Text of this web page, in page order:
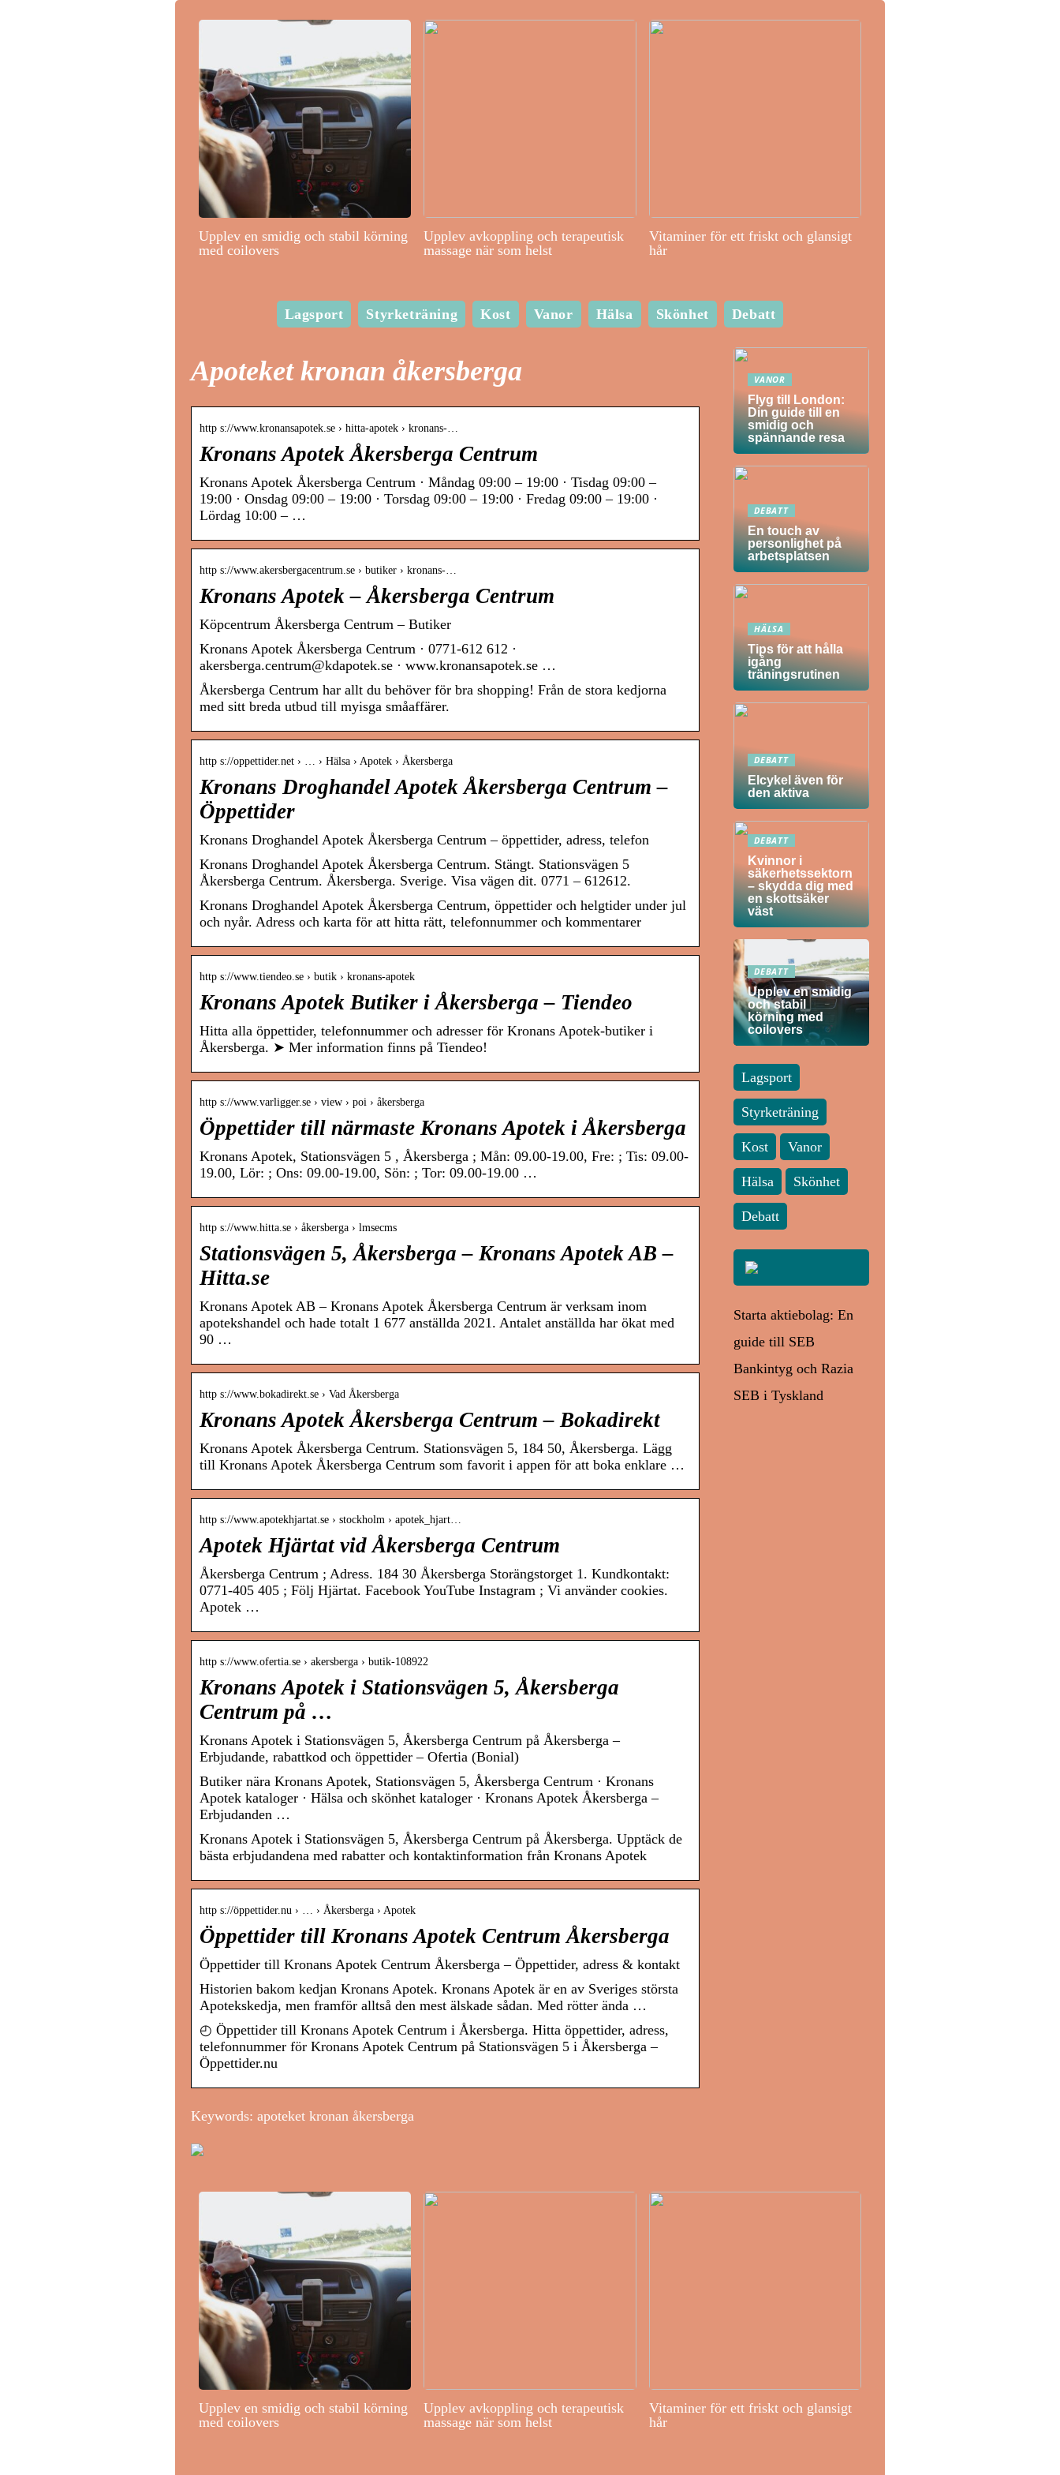
Upplev en smidig och stabil körning
med coilovers
Upplev avkoppling och terapeutisk
massage när som helst
Vitaminer för ett friskt och glansigt
hår
Lagsport Styrketräning Kost Vanor Hälsa Skönhet Debatt
Apoteket kronan åkersberga
http s://www.kronansapotek.se › hitta-apotek › kronans-…
Kronans Apotek Åkersberga Centrum
Kronans Apotek Åkersberga Centrum · Måndag 09:00 – 19:00 · Tisdag 09:00 –
19:00 · Onsdag 09:00 – 19:00 · Torsdag 09:00 – 19:00 · Fredag 09:00 – 19:00 ·
Lördag 10:00 – …
http s://www.akersbergacentrum.se › butiker › kronans-…
Kronans Apotek – Åkersberga Centrum
Köpcentrum Åkersberga Centrum – Butiker
Kronans Apotek Åkersberga Centrum · 0771-612 612 ·
akersberga.centrum@kdapotek.se · www.kronansapotek.se …
Åkersberga Centrum har allt du behöver för bra shopping! Från de stora kedjorna
med sitt breda utbud till myisga småaffärer.
http s://oppettider.net › … › Hälsa › Apotek › Åkersberga
Kronans Droghandel Apotek Åkersberga Centrum –
Öppettider
Kronans Droghandel Apotek Åkersberga Centrum – öppettider, adress, telefon
Kronans Droghandel Apotek Åkersberga Centrum. Stängt. Stationsvägen 5
Åkersberga Centrum. Åkersberga. Sverige. Visa vägen dit. 0771 – 612612.
Kronans Droghandel Apotek Åkersberga Centrum, öppettider och helgtider under jul
och nyår. Adress och karta för att hitta rätt, telefonnummer och kommentarer
http s://www.tiendeo.se › butik › kronans-apotek
Kronans Apotek Butiker i Åkersberga – Tiendeo
Hitta alla öppettider, telefonnummer och adresser för Kronans Apotek-butiker i
Åkersberga. ➤ Mer information finns på Tiendeo!
http s://www.varligger.se › view › poi › åkersberga
Öppettider till närmaste Kronans Apotek i Åkersberga
Kronans Apotek, Stationsvägen 5 , Åkersberga ; Mån: 09.00-19.00, Fre: ; Tis: 09.00-
19.00, Lör: ; Ons: 09.00-19.00, Sön: ; Tor: 09.00-19.00 …
http s://www.hitta.se › åkersberga › lmsecms
Stationsvägen 5, Åkersberga – Kronans Apotek AB –
Hitta.se
Kronans Apotek AB – Kronans Apotek Åkersberga Centrum är verksam inom
apotekshandel och hade totalt 1 677 anställda 2021. Antalet anställda har ökat med
90 …
http s://www.bokadirekt.se › Vad Åkersberga
Kronans Apotek Åkersberga Centrum – Bokadirekt
Kronans Apotek Åkersberga Centrum. Stationsvägen 5, 184 50, Åkersberga. Lägg
till Kronans Apotek Åkersberga Centrum som favorit i appen för att boka enklare …
http s://www.apotekhjartat.se › stockholm › apotek_hjart…
Apotek Hjärtat vid Åkersberga Centrum
Åkersberga Centrum ; Adress. 184 30 Åkersberga Storängstorget 1. Kundkontakt:
0771-405 405 ; Följ Hjärtat. Facebook YouTube Instagram ; Vi använder cookies.
Apotek …
http s://www.ofertia.se › akersberga › butik-108922
Kronans Apotek i Stationsvägen 5, Åkersberga
Centrum på …
Kronans Apotek i Stationsvägen 5, Åkersberga Centrum på Åkersberga –
Erbjudande, rabattkod och öppettider – Ofertia (Bonial)
Butiker nära Kronans Apotek, Stationsvägen 5, Åkersberga Centrum · Kronans
Apotek kataloger · Hälsa och skönhet kataloger · Kronans Apotek Åkersberga –
Erbjudanden …
Kronans Apotek i Stationsvägen 5, Åkersberga Centrum på Åkersberga. Upptäck de
bästa erbjudandena med rabatter och kontaktinformation från Kronans Apotek
http s://öppettider.nu › … › Åkersberga › Apotek
Öppettider till Kronans Apotek Centrum Åkersberga
Öppettider till Kronans Apotek Centrum Åkersberga – Öppettider, adress & kontakt
Historien bakom kedjan Kronans Apotek. Kronans Apotek är en av Sveriges största
Apotekskedja, men framför alltså den mest älskade sådan. Med rötter ända …
◴ Öppettider till Kronans Apotek Centrum i Åkersberga. Hitta öppettider, adress,
telefonnummer för Kronans Apotek Centrum på Stationsvägen 5 i Åkersberga –
Öppettider.nu
Keywords: apoteket kronan åkersberga
VANOR
Flyg till London:
Din guide till en
smidig och
spännande resa
DEBATT
En touch av
personlighet på
arbetsplatsen
HÄLSA
Tips för att hålla
igång
träningsrutinen
DEBATT
Elcykel även för
den aktiva
DEBATT
Kvinnor i
säkerhetssektorn
– skydda dig med
en skottsäker
väst
DEBATT
Upplev en smidig
och stabil
körning med
coilovers
Lagsport
Styrketräning
Kost Vanor
Hälsa Skönhet
Debatt
Starta aktiebolag: En
guide till SEB
Bankintyg och Razia
SEB i Tyskland
Upplev en smidig och stabil körning
med coilovers
Upplev avkoppling och terapeutisk
massage när som helst
Vitaminer för ett friskt och glansigt
hår